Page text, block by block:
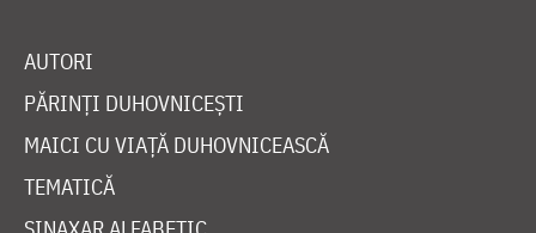
AUTORI
PĂRINȚI DUHOVNICEȘTI
MAICI CU VIAȚĂ DUHOVNICEASCĂ
TEMATICĂ